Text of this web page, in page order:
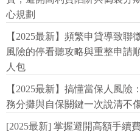
心規劃
【2025最新】頻繁申貸導致
風險的停看聽攻略與重整申請
人包
【2025最新】搞懂當保人風
務分攤與自保關鍵一次說清不
[2025最新] 掌握避開高額手續